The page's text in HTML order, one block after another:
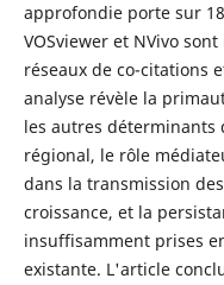
approfondie porte sur
VOSviewer et NVivo
réseaux de co-citations
analyse révèle la
les autres
régional, le rôle
dans la transmission
croissance, et la
insuffisamment prises
existante. L'article